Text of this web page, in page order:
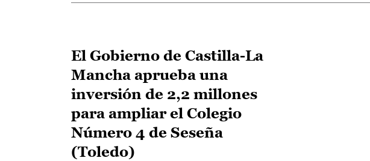
El Gobierno de Castilla-La
Mancha aprueba una
inversión de 2,2 millones
para ampliar el Colegio
Número 4 de Seseña
(Toledo)